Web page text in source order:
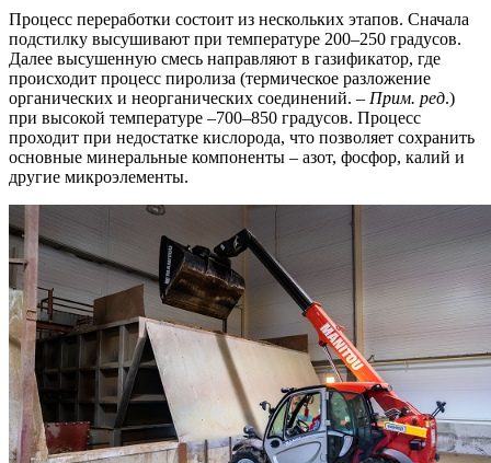
Процесс переработки состоит из нескольких этапов. Сначала
подстилку высушивают при температуре 200–250 градусов.
Далее высушенную смесь направляют в газификатор, где
происходит процесс пиролиза (термическое разложение
органических и неорганических соединений. – Прим. ред.)
при высокой температуре –700–850 градусов. Процесс
проходит при недостатке кислорода, что позволяет сохранить
основные минеральные компоненты – азот, фосфор, калий и
другие микроэлементы.